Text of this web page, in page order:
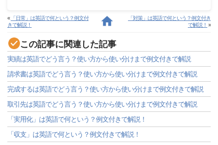
« 「日常」は英語で何という？例文付
きで解説！
「対策」は英語で何という？例文付き
で解説！ »
この記事に関連した記事
実績は英語でどう言う？使い方から使い分けまで例文付きで解説
請求書は英語でどう言う？使い方から使い分けまで例文付きで解説
完成するは英語でどう言う？使い方から使い分けまで例文付きで解説
取引先は英語でどう言う？使い方から使い分けまで例文付きで解説
「実用化」は英語で何という？例文付きで解説！
「収支」は英語で何という？例文付きで解説！